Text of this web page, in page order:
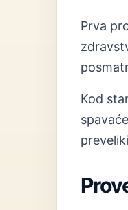
Prva
Kod